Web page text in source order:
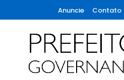
To
Content
Anuncie Contato